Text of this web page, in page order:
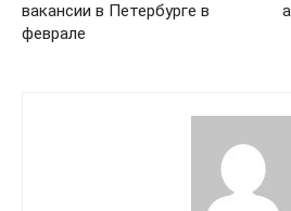
вакансии в Петербурге в
феврале